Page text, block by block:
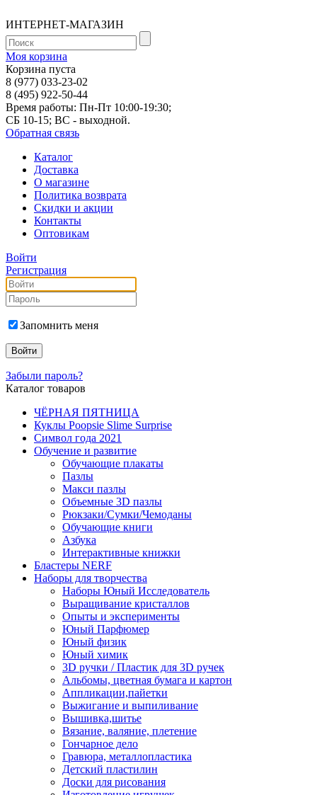
ИНТЕРНЕТ-МАГАЗИН
Моя корзина
Корзина пуста
8 (977) 033-23-02
8 (495) 922-50-44
Время работы: Пн-Пт 10:00-19:30;
СБ 10-15; ВС - выходной.
Обратная связь
Каталог
Доставка
О магазине
Политика возврата
Скидки и акции
Контакты
Оптовикам
Войти
Регистрация
Запомнить меня
Забыли пароль?
Каталог товаров
ЧЁРНАЯ ПЯТНИЦА
Куклы Poopsie Slime Surprise
Символ года 2021
Обучение и развитие
Обучающие плакаты
Пазлы
Макси пазлы
Объемные 3D пазлы
Рюкзаки/Сумки/Чемоданы
Обучающие книги
Азбука
Интерактивные книжки
Бластеры NERF
Наборы для творчества
Наборы Юный Исследователь
Выращивание кристаллов
Опыты и эксперименты
Юный Парфюмер
Юный физик
Юный химик
3D ручки / Пластик для 3D ручек
Альбомы, цветная бумага и картон
Аппликации,пайетки
Выжигание и выпиливание
Вышивка,шитье
Вязание, валяние, плетение
Гончарное дело
Гравюра, металлопластика
Детский пластилин
Доски для рисования